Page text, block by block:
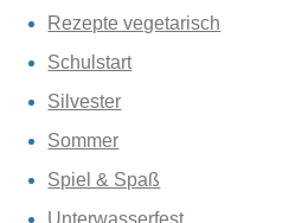
Rezepte vegetarisch
Schulstart
Silvester
Sommer
Spiel & Spaß